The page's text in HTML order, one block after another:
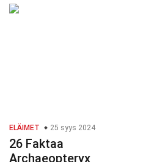
ELÄIMET 25 syys 2024
26 Faktaa
Archaeopteryx